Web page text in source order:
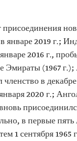
2019 г.;
2016 г.,
(1967 г.);
в
2020 г.;
в первые
1 сентября 1965